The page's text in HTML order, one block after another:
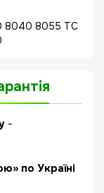
8040 8055 TC
-
по Україні